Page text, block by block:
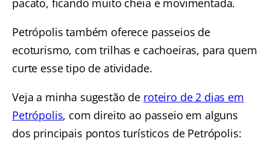
pacato, ficando muito cheia e movimentada.
Petrópolis também oferece passeios de
ecoturismo, com trilhas e cachoeiras, para quem
curte esse tipo de atividade.
Veja a minha sugestão de roteiro de 2 dias em
Petrópolis, com direito ao passeio em alguns
dos principais pontos turísticos de Petrópolis: